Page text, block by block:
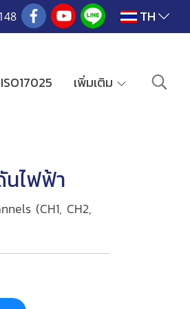
TH
เพิ่มเติม
นไฟฟ้า
(CH1, CH2,